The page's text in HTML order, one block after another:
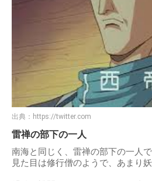
出典： https://twitter.com
雷禅の部下の一人
南海と同じく、雷禅の部下の一人で
見た目は修行僧のようで、あまり